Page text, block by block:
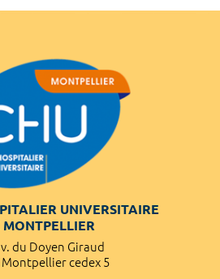
UNIVERSITAIRE
MONTPELLIER
du Doyen Giraud
Montpellier cedex 5